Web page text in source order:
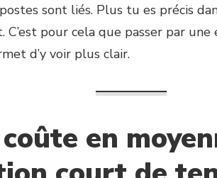
sont liés. Plus tu es précis
pour cela que passer par
d’y voir plus clair.
en